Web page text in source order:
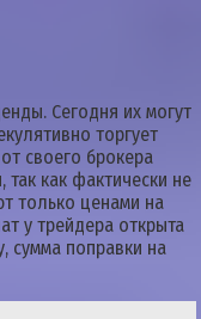
Сегодня их могут
торгует
своего брокера
как фактически не
только ценами на
у трейдера открыта
сумма поправки на